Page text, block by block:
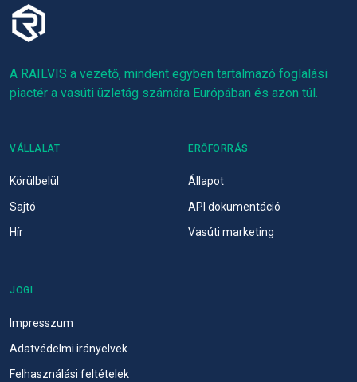
A RAILVIS a vezető, mindent egyben tartalmazó foglalási
piactér a vasúti üzletág számára Európában és azon túl.
VÁLLALAT
Körülbelül
Sajtó
Hír
ERŐFORRÁS
Állapot
API dokumentáció
Vasúti marketing
JOGI
Impresszum
Adatvédelmi irányelvek
Felhasználási feltételek